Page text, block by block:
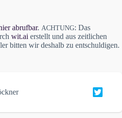
abrufbar. ACHTUNG: Das
wit.ai erstellt und aus zeitlichen
bitten wir deshalb zu entschuldigen.